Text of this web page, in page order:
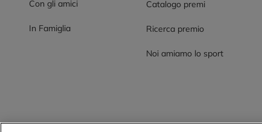
Con gli amici
In Famiglia
Catalogo premi
Ricerca premio
Noi amiamo lo sport